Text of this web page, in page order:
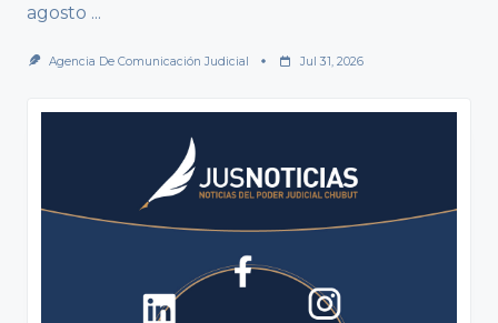
agosto ...
Agencia De Comunicación Judicial Jul 31, 2026